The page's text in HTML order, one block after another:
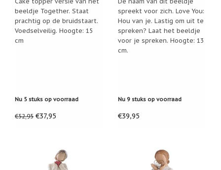
beeldje Together. Staat
prachtig op de bruidstaart.
Voedselveilig. Hoogte: 15
cm
Nu 5 stuks op voorraad
€52,95 €37,95
spreekt voor zich. Love You:
Hou van je. Lastig om uit te
spreken? Laat het beeldje
voor je spreken. Hoogte: 13
cm.
Nu 9 stuks op voorraad
€39,95